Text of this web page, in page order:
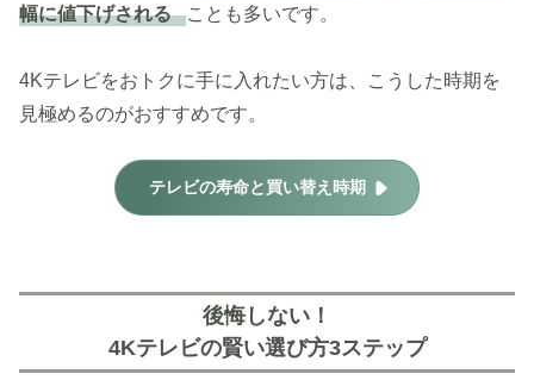
幅に値下げされる ことも多いです。
4Kテレビをおトクに手に入れたい方は、こうした時期を
見極めるのがおすすめです。
テレビの寿命と買い替え時期
後悔しない！
4Kテレビの賢い選び方3ステップ